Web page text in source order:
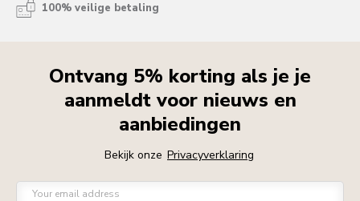
100% veilige betaling
Ontvang 5% korting als je je
aanmeldt voor nieuws en
aanbiedingen
Bekijk onze Privacyverklaring
Your email address